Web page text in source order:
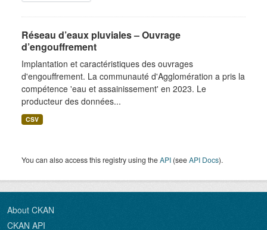
Réseau d’eaux pluviales – Ouvrage
d’engouffrement
Implantation et caractéristiques des ouvrages
d'engouffrement. La communauté d'Agglomération a pris la
compétence 'eau et assainissement' en 2023. Le
producteur des données...
CSV
You can also access this registry using theAPI (seeAPI Docs).
About CKAN
CKAN API